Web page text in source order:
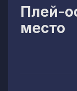
Плей-
место